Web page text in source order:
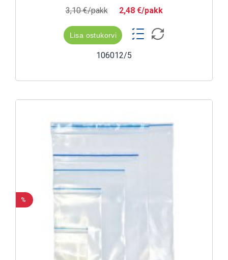
3,10 €/pakk 2,48 €/pakk
Lisa ostukorvi
106012/5
%